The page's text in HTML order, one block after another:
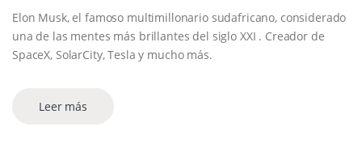
Elon Musk, el famoso multimillonario sudafricano, considerado
una de las mentes más brillantes del siglo XXI . Creador de
SpaceX, SolarCity, Tesla y mucho más.
Leer más